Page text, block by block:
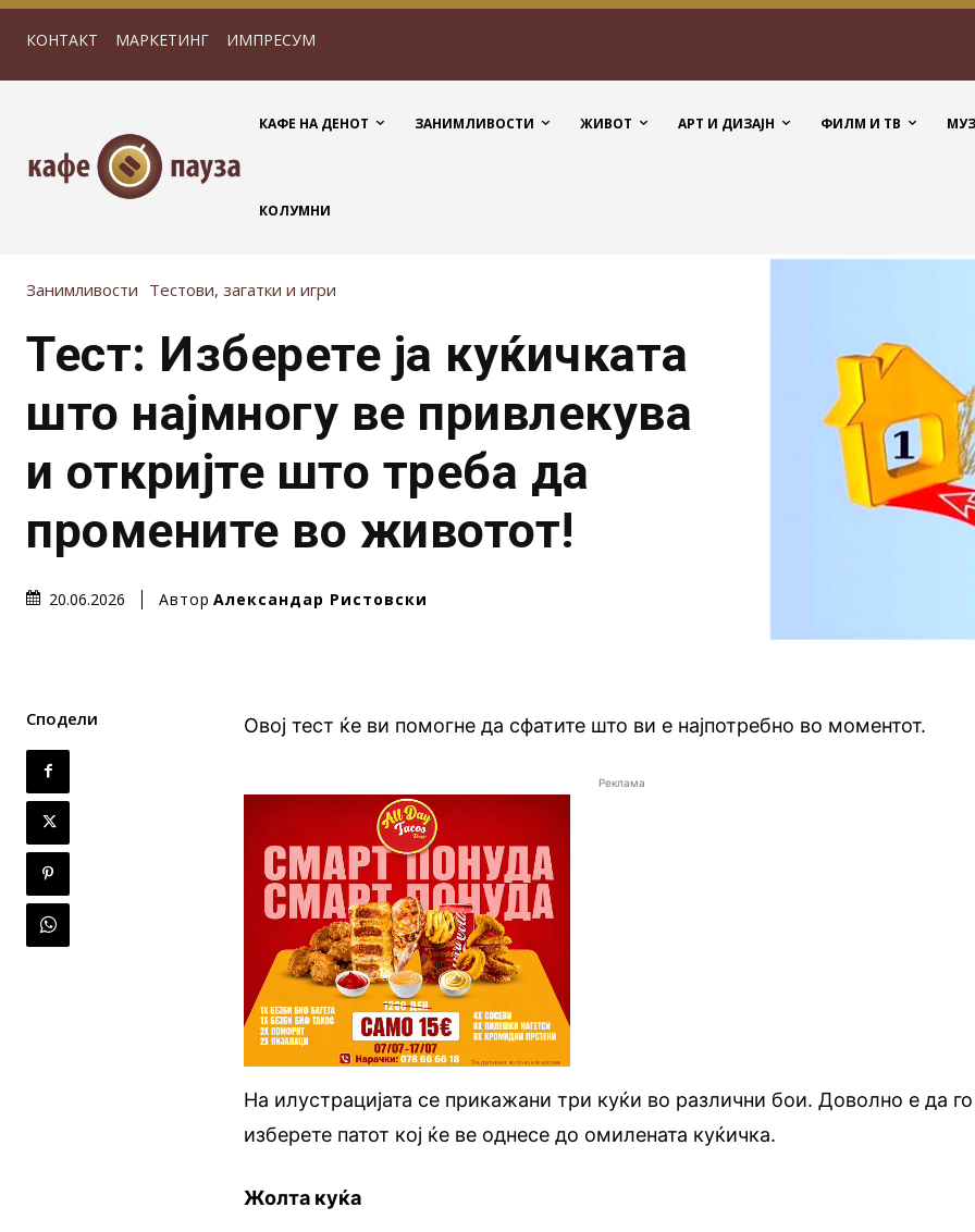
КОНТАКТ МАРКЕТИНГ ИМПРЕСУМ
КАФЕ НА ДЕНОТ ЗАНИМЛИВОСТИ ЖИВОТ АРТ И ДИЗАЈН ФИЛМ И ТВ
КОЛУМНИ
Занимливости Тестови, загатки и игри
Тест: Изберете ја куќичката
што најмногу ве привлекува
и откријте што треба да
промените во животот!
20.06.2026 Автор Александар Ристовски
Сподели Овој тест ќе ви помогне да сфатите што ви е најпотребно во моментот.
Реклама
На илустрацијата се прикажани три куќи во различни бои. Доволно е да го
изберете патот кој ќе ве однесе до омилената куќичка.
Жолта куќа